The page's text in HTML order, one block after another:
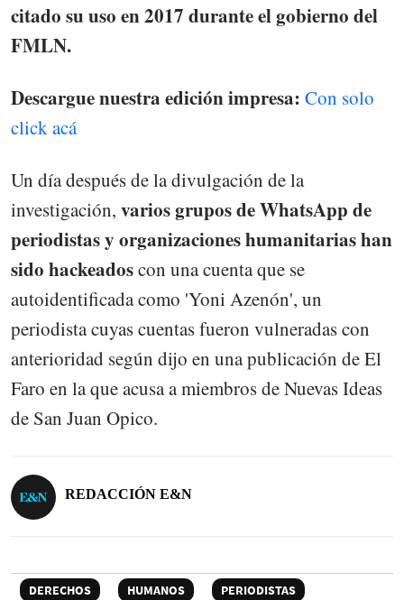
citado su uso en 2017 durante el gobierno del
FMLN.
Descargue nuestra edición impresa: Con solo
click acá
Un día después de la divulgación de la
investigación, varios grupos de WhatsApp de
periodistas y organizaciones humanitarias han
sido hackeadoscon una cuenta que se
autoidentificada como 'Yoni Azenón', un
periodista cuyas cuentas fueron vulneradas con
anterioridad según dijo en una publicación de El
Faro en la que acusa a miembros de Nuevas Ideas
de San Juan Opico.
REDACCIÓN E&N
DERECHOS HUMANOS
PERIODISTAS